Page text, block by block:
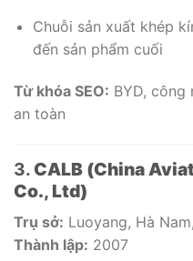
Chuỗi sản xuất khép
đến sản phẩm cuối
Từ khóa SEO: BYD, công
an toàn
3. CALB (China
Co., Ltd)
Trụ sở: Luoyang, Hà
Thành lập: 2007